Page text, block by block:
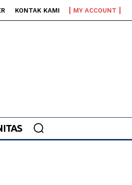
KONTAK KAMI MY ACCOUNT